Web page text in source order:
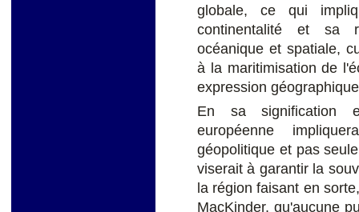
globale, ce qui
continentalité et sa
océanique et spatiale,
à la maritimisation de
expression
En sa signification
européenne
géopolitique et pas
viserait à garantir la
la région faisant en
MacKinder, qu'aucune